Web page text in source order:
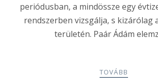
periódusban, a mindössze egy
rendszerben vizsgálja, s kizárólag
területén. Paár Ádám
TOVÁBB